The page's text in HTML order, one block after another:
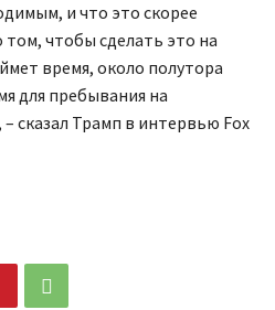
и что это скорее
чтобы сделать это на
время, около полутора
для пребывания на
сказал Трамп в интервью Fox